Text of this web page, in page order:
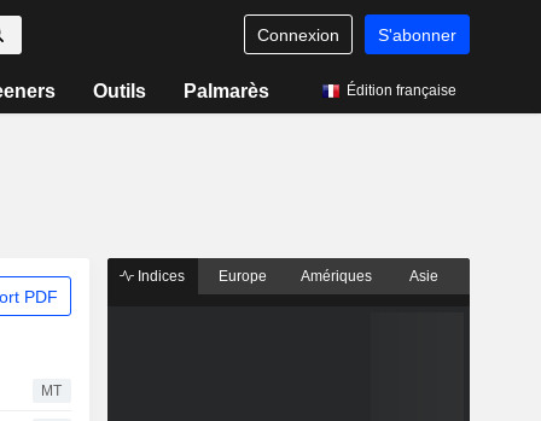
Connexion S'abonner
Outils Palmarès Édition française
PDF
MT
Indices Europe Amériques Asie